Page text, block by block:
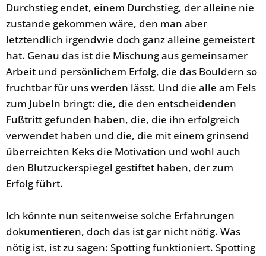
Durchstieg endet, einem Durchstieg, der alleine nie
zustande gekommen wäre, den man aber
letztendlich irgendwie doch ganz alleine gemeistert
hat. Genau das ist die Mischung aus gemeinsamer
Arbeit und persönlichem Erfolg, die das Bouldern so
fruchtbar für uns werden lässt. Und die alle am Fels
zum Jubeln bringt: die, die den entscheidenden
Fußtritt gefunden haben, die, die ihn erfolgreich
verwendet haben und die, die mit einem grinsend
überreichten Keks die Motivation und wohl auch
den Blutzuckerspiegel gestiftet haben, der zum
Erfolg führt.
Ich könnte nun seitenweise solche Erfahrungen
dokumentieren, doch das ist gar nicht nötig. Was
nötig ist, ist zu sagen: Spotting funktioniert. Spotting